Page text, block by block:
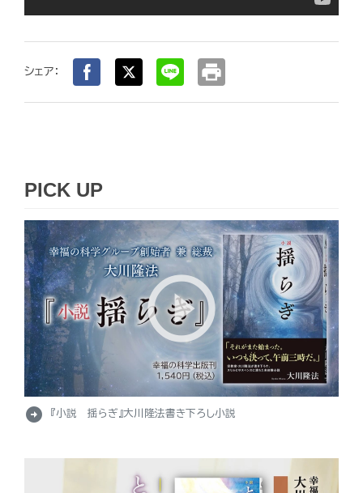
シェア： print
PICK UP
arrow_circle_right 『小説 揺らぎ』大川隆法書き下ろし小説